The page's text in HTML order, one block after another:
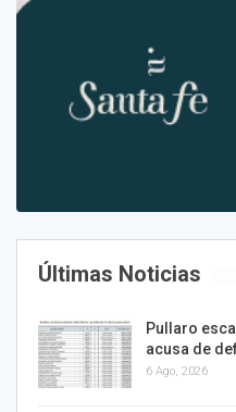
Últimas Noticias
Pullaro
acusa de
6 Ago, 2026